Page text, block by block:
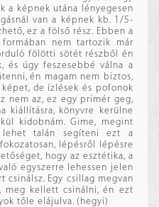
a képnek utána lényegesen
van a képnek kb. 1/5-
ez a fölső rész. Ebben a
nem tartozik már
fölötti sötét részből én
és úgy feszesebbé válna a
én magam nem biztos,
de ízlések és pofonok
nem az, ez egy primér geg,
kiállításra, könyvre kerülne
kidobnám. Gime, megint
lehet talán segíteni ezt a
lépésről lépésre
hogy az esztétika, a
egyszerre lehessen jelen
csinálsz. Egy csillag megvan
kellett csinálni, én ezt
tőle elájulva. (hegyi)